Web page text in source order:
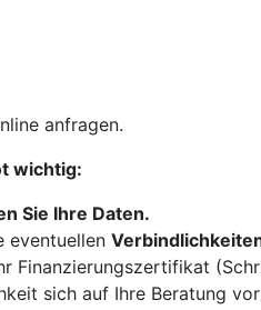
anfragen.
wichtig:
Sie Ihre Daten.
eventuellen
Finanzierungszertifikat
sich auf Ihre Beratung